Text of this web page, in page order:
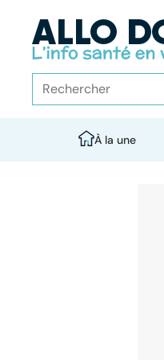
À la une